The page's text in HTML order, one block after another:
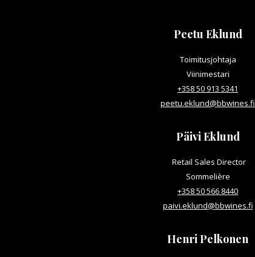
Peetu Eklund
Toimitusjohtaja
Viinimestari
+358 50 913 5341
peetu.eklund@bbwines.fi
Päivi Eklund
Retail Sales Director
Sommelière
+358 50 566 8440
paivi.eklund@bbwines.fi
Henri Pelkonen